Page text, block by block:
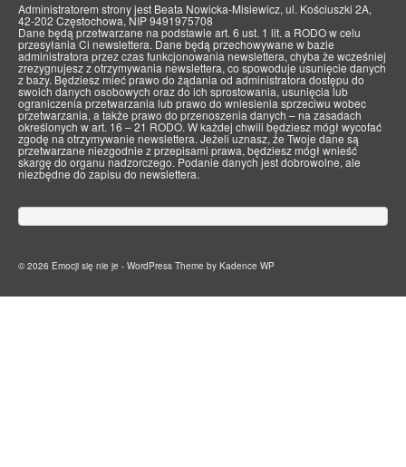
Administratorem strony jest Beata Nowicka-Misiewicz, ul. Kościuszki 2A,
42-202 Częstochowa, NIP 9491975708
Dane będą przetwarzane na podstawie art. 6 ust. 1 lit. a RODO w celu
przesyłania Ci newslettera. Dane będą przechowywane w bazie
administratora przez czas funkcjonowania newslettera, chyba że wcześniej
zrezygnujesz z otrzymywania newslettera, co spowoduje usunięcie danych
z bazy. Będziesz mieć prawo do żądania od administratora dostępu do
swoich danych osobowych oraz do ich sprostowania, usunięcia lub
ograniczenia przetwarzania lub prawo do wniesienia sprzeciwu wobec
przetwarzania, a także prawo do przenoszenia danych – na zasadach
określonych w art. 16 – 21 RODO. W każdej chwili będziesz mógł wycofać
zgodę na otrzymywanie newslettera. Jeżeli uznasz, że Twoje dane są
przetwarzane niezgodnie z przepisami prawa, będziesz mógł wnieść
skargę do organu nadzorczego. Podanie danych jest dobrowolne, ale
niezbędne do zapisu do newslettera.
© 2026 Emocji się nie je - WordPress Theme by Kadence WP